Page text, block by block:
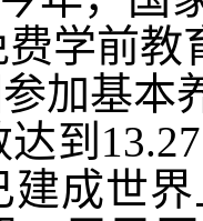
学前
加基本
到
建成世